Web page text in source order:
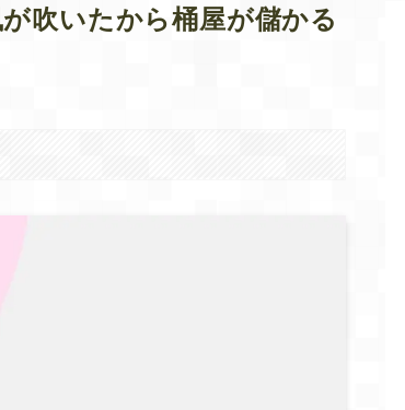
吹いたから桶屋が儲かる